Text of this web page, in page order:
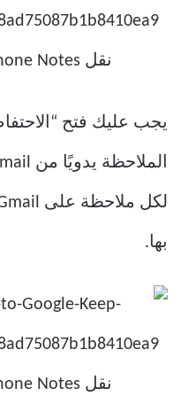
يجب عليك فتح
بها.